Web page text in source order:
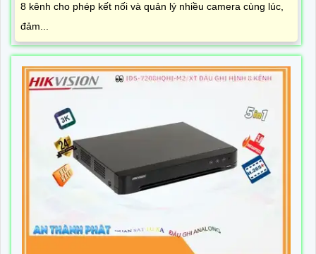
8 kênh cho phép kết nối và quản lý nhiều camera cùng lúc,
đảm...